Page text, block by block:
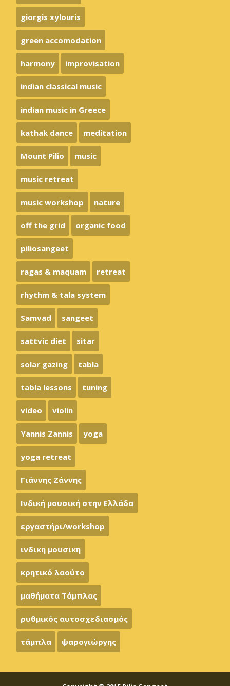
giorgis xylouris
green accomodation
harmony improvisation
indian classical music
indian music in Greece
kathak dance meditation
Mount Pilio music
music retreat
music workshop nature
off the grid organic food
piliosangeet
ragas & maquam retreat
rhythm & tala system
Samvad sangeet
sattvic diet sitar
solar gazing tabla
tabla lessons tuning
video violin
Yannis Zannis yoga
yoga retreat
Γιάννης Ζάννης
Ινδική μουσική στην Ελλάδα
εργαστήρι/workshop
ινδικη μουσικη
κρητικό λαούτο
μαθήματα Τάμπλας
ρυθμικός αυτοσχεδιασμός
τάμπλα ψαρογιώργης